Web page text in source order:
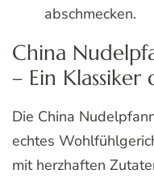
abschmecken.
China
– Ein
Die China
echtes
mit herzhaften